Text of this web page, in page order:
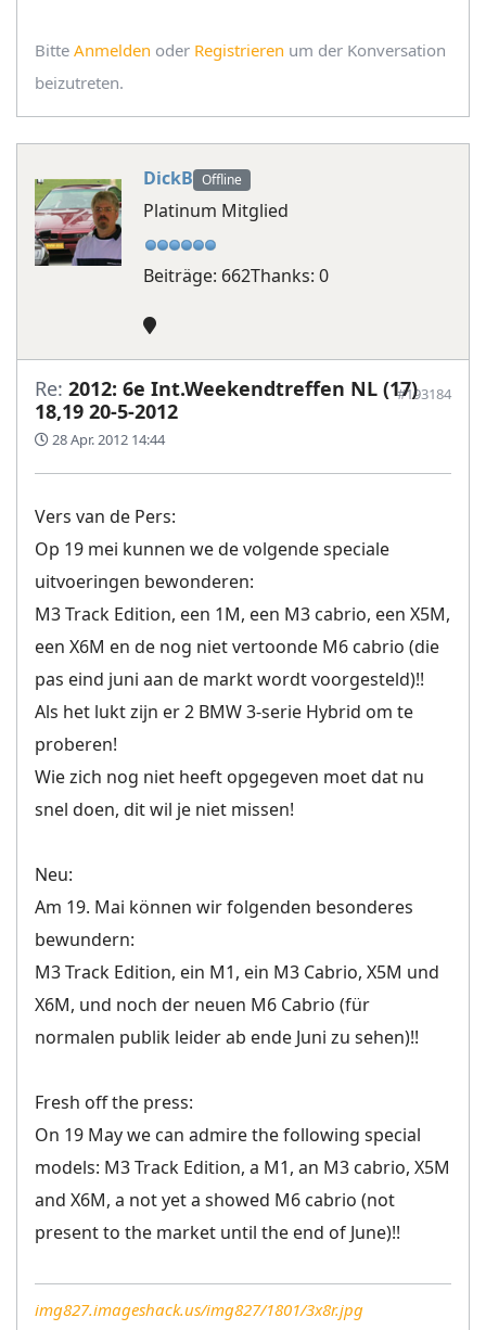
Bitte Anmelden oder Registrieren um der Konversation
beizutreten.
DickB Offline
Platinum Mitglied
Beiträge: 662Thanks: 0
Re: 2012: 6e Int.Weekendtreffen NL (17)
18,19 20-5-2012
28 Apr. 2012 14:44
#193184
Vers van de Pers:
Op 19 mei kunnen we de volgende speciale
uitvoeringen bewonderen:
M3 Track Edition, een 1M, een M3 cabrio, een X5M,
een X6M en de nog niet vertoonde M6 cabrio (die
pas eind juni aan de markt wordt voorgesteld)!!
Als het lukt zijn er 2 BMW 3-serie Hybrid om te
proberen!
Wie zich nog niet heeft opgegeven moet dat nu
snel doen, dit wil je niet missen!
Neu:
Am 19. Mai können wir folgenden besonderes
bewundern:
M3 Track Edition, ein M1, ein M3 Cabrio, X5M und
X6M, und noch der neuen M6 Cabrio (für
normalen publik leider ab ende Juni zu sehen)!!
Fresh off the press:
On 19 May we can admire the following special
models: M3 Track Edition, a M1, an M3 cabrio, X5M
and X6M, a not yet a showed M6 cabrio (not
present to the market until the end of June)!!
img827.imageshack.us/img827/1801/3x8r.jpg